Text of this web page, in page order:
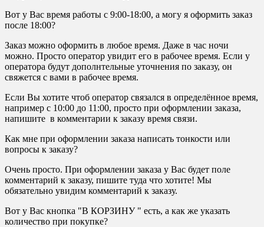
Вот у Вас время работы с 9:00-18:00, а могу я оформить заказ
после 18:00?
Заказ можно оформить в любое время. Даже в час ночи
можно. Просто оператор увидит его в рабочее время. Если у
оператора будут дополнтельные уточнения по заказу, он
свяжется с вами в рабочее время.
Если Вы хотите чтоб оператор связался в определённое время,
например с 10:00 до 11:00, просто при оформлении заказа,
напишите в комментарии к заказу время связи.
Как мне при оформлении заказа написать тонкости или
вопросы к заказу?
Очень просто. При оформлении заказа у Вас будет поле
комментарий к заказу, пишите туда что хотите! Мы
обязательно увидим комментарий к заказу.
Вот у Вас кнопка "В КОРЗИНУ " есть, а как же указать
количество при покупке?